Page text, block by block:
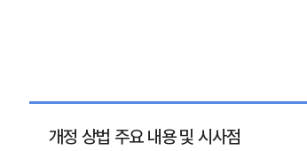
개정 상법 주요 내용 및 시사점